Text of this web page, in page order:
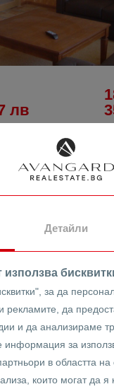
лв
ОБЗАВЕДЕН
#
Детайли
използва
за да
рекламите, да
и да анализираме
информация за
в областта
които могат да я